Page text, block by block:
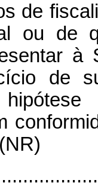
de
ou de
à
de